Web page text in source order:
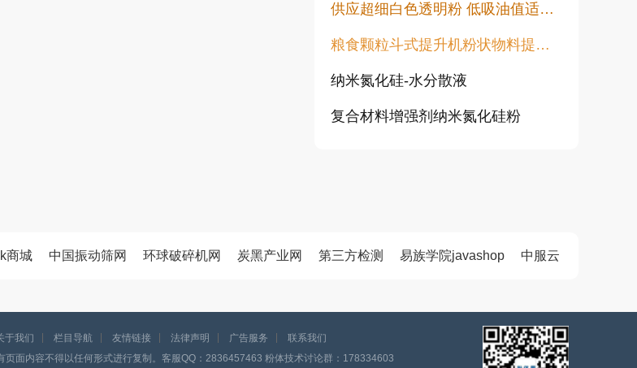
供应超细白色透明粉 低吸油值适用于塑料橡胶油漆透明粉末
粮食颗粒斗式提升机粉状物料提升机
纳米氮化硅-水分散液
复合材料增强剂纳米氮化硅粉
旋流除尘器 离心除尘机 大颗粒粉尘预处理除尘设备 CLK型扩散式除尘器 陶瓷多管旋风除尘
商城 中国振动筛网 环球破碎机网 炭黑产业网 第三方检测 易族学院javashop 中服云
于我们 栏目导航 友情链接 法律声明 广告服务
联系我们
页面内容不得以任何形式进行复制。客服QQ：2836457463 粉体技术讨论群：178334603